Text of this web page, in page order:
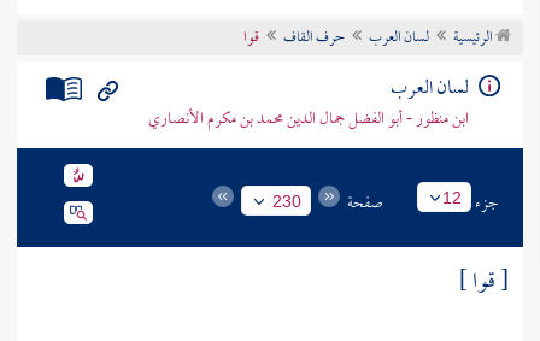
تراجم الأعلام
الرئيسية لسان العرب حرف القاف قوا
لسان العرب
ابن منظور - أبو الفضل جمال الدين محمد بن مكرم الأنصاري
جزء 12 صفحة 230
[ قوا ]